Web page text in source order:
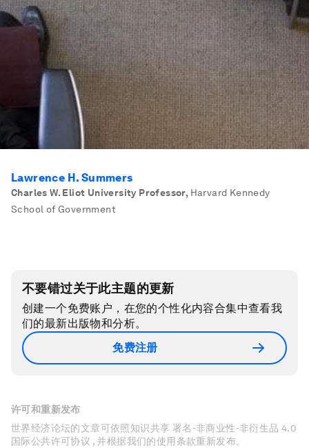
Lawrence H. Summers
Charles W. Eliot University Professor, Harvard Kennedy
School of Government
不要错过关于此主题的更新
创建一个免费账户，在您的个性化内容合集中查看我
们的最新出版物和分析。
免费注册
许可和重新发布
世界经济论坛的文章可依照知识共享 署名-非商业性-非衍生品 4.0
国际公共许可协议 , 并根据我们的使用条款重新发布。